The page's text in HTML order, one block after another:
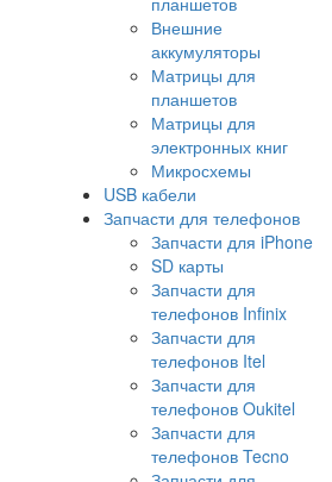
Внешние
аккумуляторы
Матрицы для
планшетов
Матрицы для
электронных книг
Микросхемы
USB кабели
Запчасти для телефонов
Запчасти для iPhone
SD карты
Запчасти для
телефонов Infinix
Запчасти для
телефонов Itel
Запчасти для
телефонов Oukitel
Запчасти для
телефонов Tecno